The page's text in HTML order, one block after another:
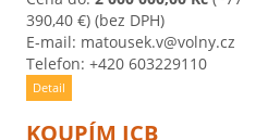
390,40 €) (bez DPH)
E-mail: matousek.v@volny.cz
Telefon: +420 603229110
Detail
KOUPÍM JCB